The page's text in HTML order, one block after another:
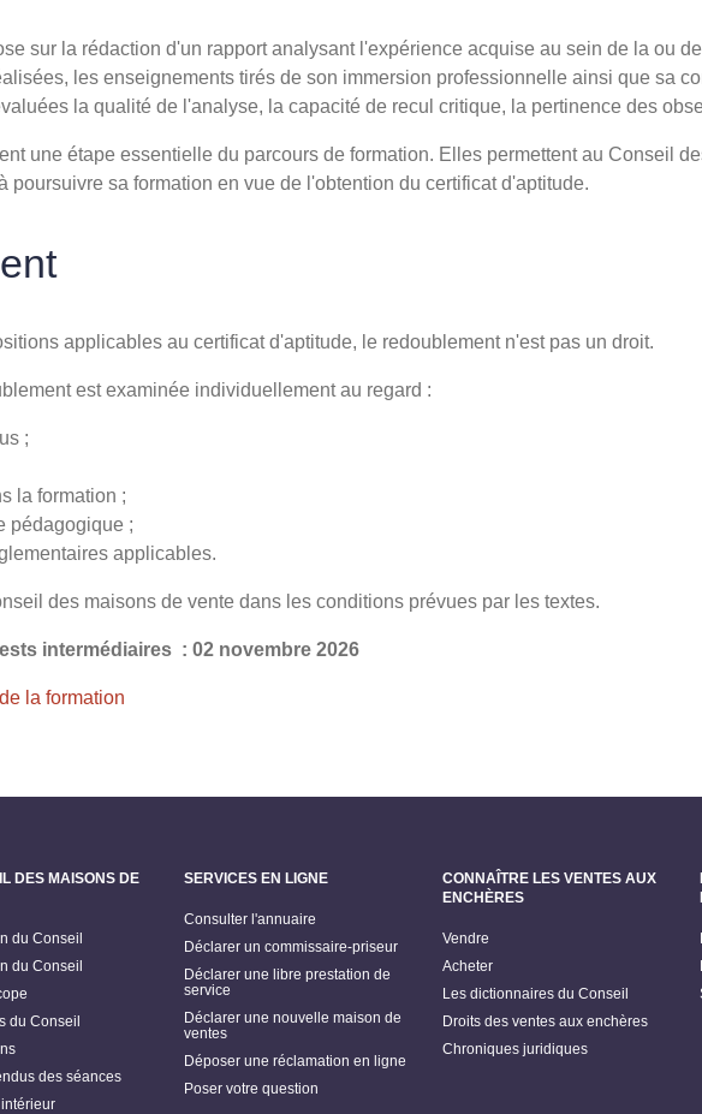
sur la rédaction d'un rapport analysant l'expérience acquise au sein de la ou
les enseignements tirés de son immersion professionnelle ainsi que sa
la qualité de l'analyse, la capacité de recul critique, la pertinence des
une étape essentielle du parcours de formation. Elles permettent au Conseil
poursuivre sa formation en vue de l'obtention du certificat d'aptitude.
applicables au certificat d'aptitude, le redoublement n'est pas un droit.
est examinée individuellement au regard :
;
la formation ;
pédagogique ;
applicables.
des maisons de vente dans les conditions prévues par les textes.
intermédiaires : 02 novembre 2026
la formation
DES MAISONS DE
du Conseil
du Conseil
du Conseil
des séances
SERVICES EN LIGNE
Consulter l'annuaire
Déclarer un commissaire-priseur
Déclarer une libre prestation de
service
Déclarer une nouvelle maison de
ventes
Déposer une réclamation en ligne
Poser votre question
CONNAÎTRE LES VENTES AUX
ENCHÈRES
Vendre
Acheter
Les dictionnaires du Conseil
Droits des ventes aux enchères
Chroniques juridiques